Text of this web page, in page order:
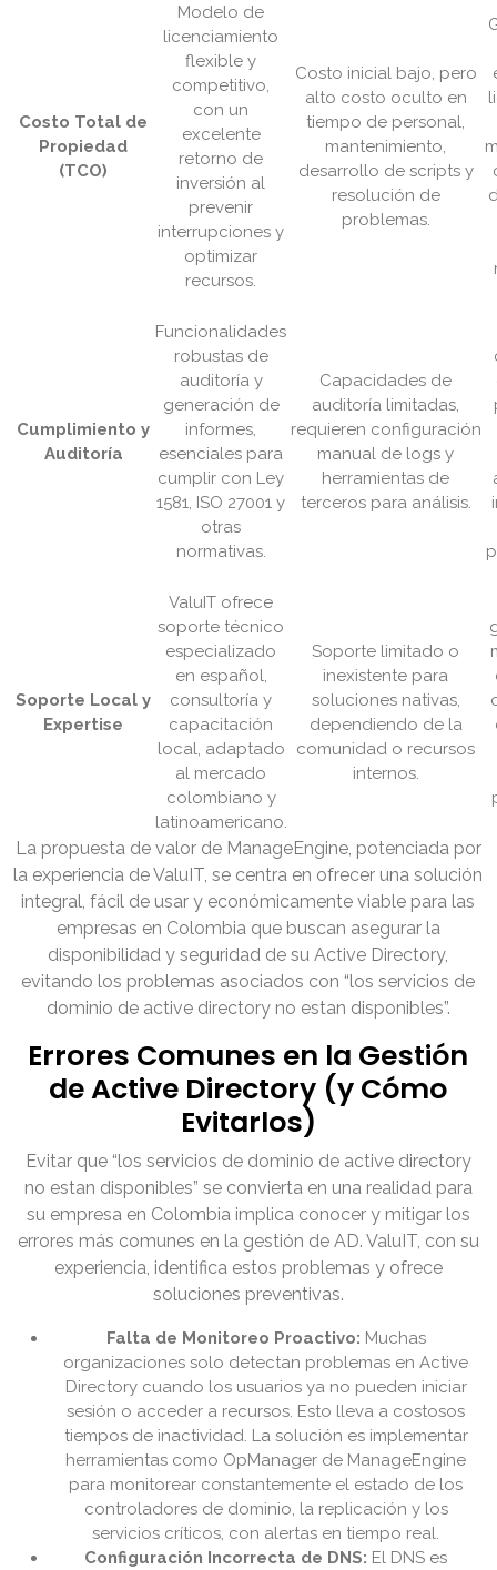
Costo Total de
Propiedad
(TCO)
Modelo de
licenciamiento
flexible y
competitivo,
con un
excelente
retorno de
inversión al
prevenir
interrupciones y
optimizar
recursos.
Costo inicial bajo, pero
alto costo oculto en
tiempo de personal,
mantenimiento,
desarrollo de scripts y
resolución de
problemas.
Cumplimiento y
Auditoría
Funcionalidades
robustas de
auditoría y
generación de
informes,
esenciales para
cumplir con Ley
1581, ISO 27001 y
otras
normativas.
Capacidades de
auditoría limitadas,
requieren configuración
manual de logs y
herramientas de
terceros para análisis.
Soporte Local y
Expertise
ValuIT ofrece
soporte técnico
especializado
en español,
consultoría y
capacitación
local, adaptado
al mercado
colombiano y
latinoamericano.
Soporte limitado o
inexistente para
soluciones nativas,
dependiendo de la
comunidad o recursos
internos.
La propuesta de valor de ManageEngine, potenciada por
la experiencia de ValuIT, se centra en ofrecer una solución
integral, fácil de usar y económicamente viable para las
empresas en Colombia que buscan asegurar la
disponibilidad y seguridad de su Active Directory,
evitando los problemas asociados con “los servicios de
dominio de active directory no estan disponibles”.
Errores Comunes en la Gestión
de Active Directory (y Cómo
Evitarlos)
Evitar que “los servicios de dominio de active directory
no estan disponibles” se convierta en una realidad para
su empresa en Colombia implica conocer y mitigar los
errores más comunes en la gestión de AD. ValuIT, con su
experiencia, identifica estos problemas y ofrece
soluciones preventivas.
Falta de Monitoreo Proactivo: Muchas
organizaciones solo detectan problemas en Active
Directory cuando los usuarios ya no pueden iniciar
sesión o acceder a recursos. Esto lleva a costosos
tiempos de inactividad. La solución es implementar
herramientas como OpManager de ManageEngine
para monitorear constantemente el estado de los
controladores de dominio, la replicación y los
servicios críticos, con alertas en tiempo real.
Configuración Incorrecta de DNS: El DNS es